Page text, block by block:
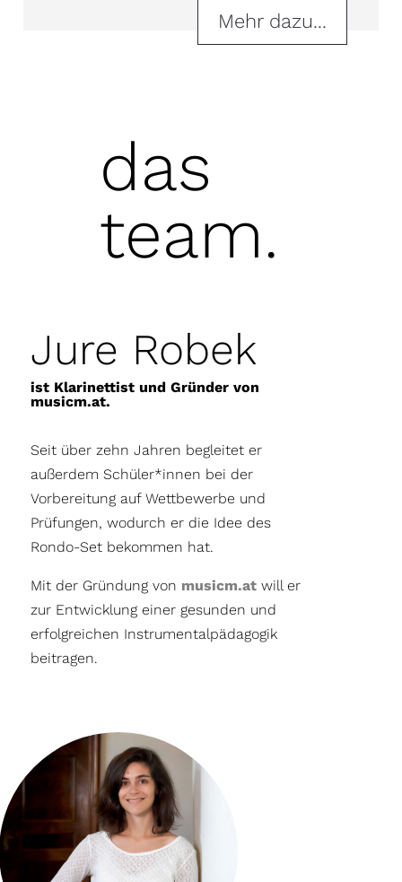
Mehr dazu...
das
team.
Jure Robek
ist Klarinettist und Gründer von
musicm.at.
Seit über zehn Jahren begleitet er
außerdem Schüler*innen bei der
Vorbereitung auf Wettbewerbe und
Prüfungen, wodurch er die Idee des
Rondo-Set bekommen hat.
Mit der Gründung von musicm.atwill er
zur Entwicklung einer gesunden und
erfolgreichen Instrumentalpädagogik
beitragen.